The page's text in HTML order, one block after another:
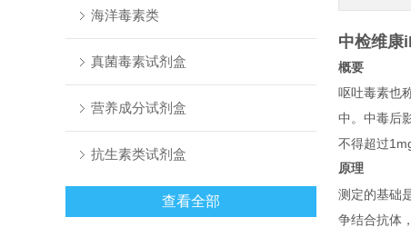
海洋毒素类
真菌毒素试剂盒
营养成分试剂盒
抗生素类试剂盒
查看全部
中检维康
概要
呕吐毒素也
中。中毒后
不得超过
原理
测定的基础
争结合抗体